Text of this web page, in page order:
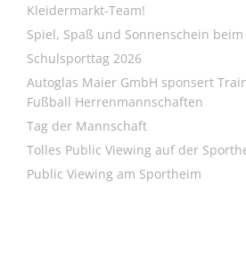
Kleidermarkt-Team!
Spiel, Spaß und Sonnenschein
Schulsporttag 2026
Autoglas Maier GmbH sponsert
Fußball Herrenmannschaften
Tag der Mannschaft
Tolles Public Viewing auf der
Public Viewing am Sportheim